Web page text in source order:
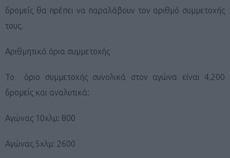
δρομείς θα πρέπει να παραλάβουν τον αριθμό συμμετοχής
τους.
Αριθμητικά όρια συμμετοχής
Το όριο συμμετοχής συνολικά στον αγώνα είναι 4.200
δρομείς και αναλυτικά:
Αγώνας 10χλμ: 800
Αγώνας 5χλμ: 2600